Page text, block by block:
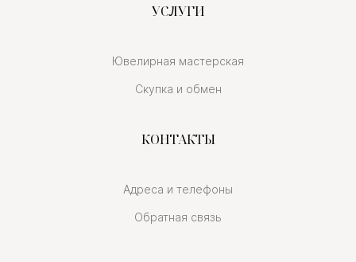
УСЛУГИ
Ювелирная мастерская
Скупка и обмен
КОНТАКТЫ
Адреса и телефоны
Обратная связь